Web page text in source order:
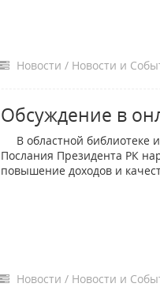
Новости / Новости и
Обсуждение в
В областной библиотеке
Послания Президента РК
повышение доходов и
Новости / Новости и